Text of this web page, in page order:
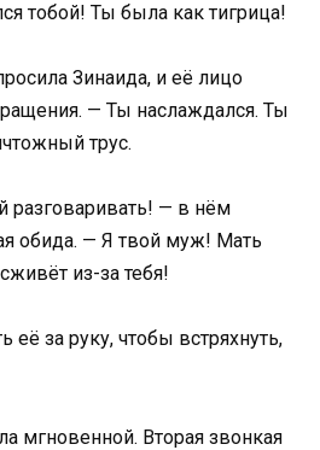
тобой! Ты была как тигрица!
Зинаида, и её лицо
— Ты наслаждался. Ты
трус.
разговаривать! — в нём
обида. — Я твой муж! Мать
из-за тебя!
её за руку, чтобы встряхнуть,
мгновенной. Вторая звонкая